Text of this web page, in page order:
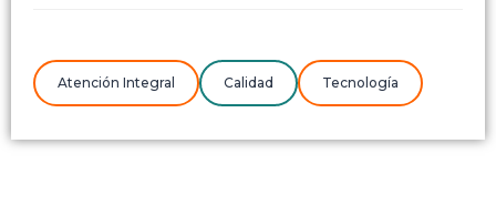
Atención Integral Calidad Tecnología